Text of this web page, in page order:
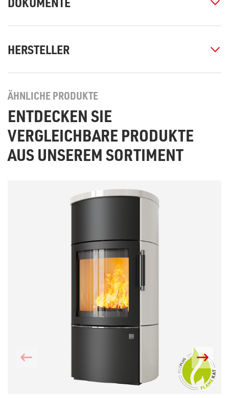
HERSTELLER
ÄHNLICHE PRODUKTE
ENTDECKEN SIE
VERGLEICHBARE PRODUKTE
AUS UNSEREM SORTIMENT